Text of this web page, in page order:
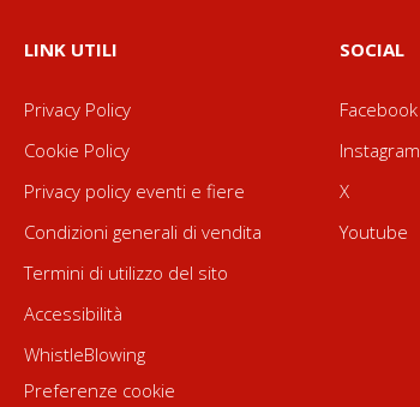
LINK UTILI
Privacy Policy
Cookie Policy
Privacy policy eventi e fiere
Condizioni generali di vendita
Termini di utilizzo del sito
Accessibilità
WhistleBlowing
Preferenze cookie
SOCIAL
Facebook
Instagram
X
Youtube